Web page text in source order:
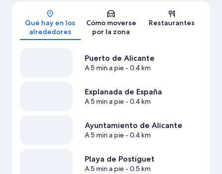
Mapa
Qué hay en los
alrededores
Cómo moverse
por la zona
Restaurantes
Puerto de Alicante
A 5 min a pie- 0.4 km
Explanada de España
A 5 min a pie- 0.4 km
Ayuntamiento de Alicante
A 5 min a pie- 0.4 km
Playa de Postiguet
A 5 min a pie- 0.5 km